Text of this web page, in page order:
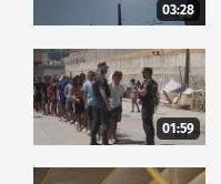
03:28
01:59